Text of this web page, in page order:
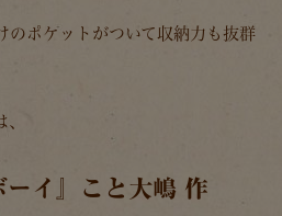
のポケットがついて収納力も抜群
ーイ』こと大嶋 作